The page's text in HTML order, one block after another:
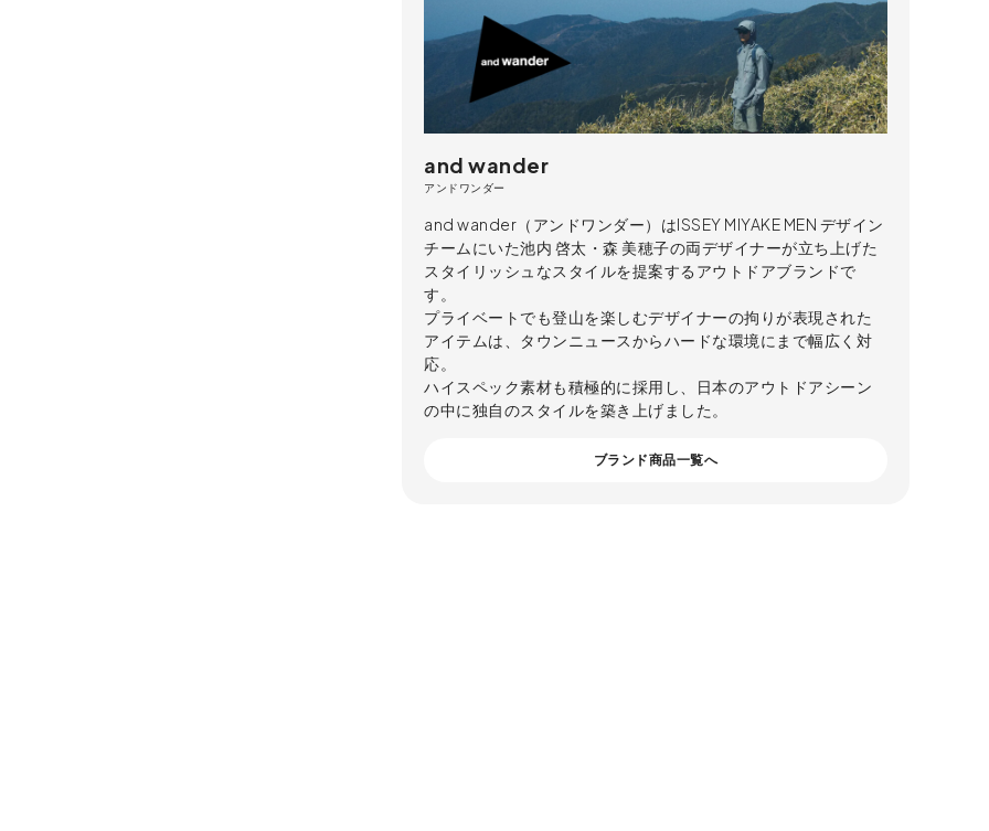
and wander
アンドワンダー
and wander（アンドワンダー）はISSEY MIYAKE MEN デザイン
チームにいた池内 啓太・森 美穂子の両デザイナーが立ち上げた
スタイリッシュなスタイルを提案するアウトドアブランドで
す。
プライベートでも登山を楽しむデザイナーの拘りが表現された
アイテムは、タウンニュースからハードな環境にまで幅広く対
応。
ハイスペック素材も積極的に採用し、日本のアウトドアシーン
の中に独自のスタイルを築き上げました。
ブランド商品一覧へ